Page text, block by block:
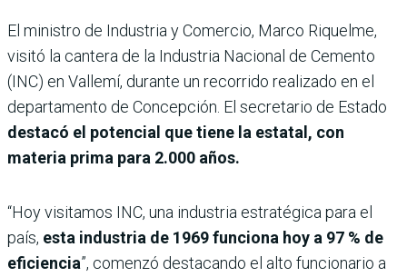
El ministro de Industria y Comercio, Marco Riquelme,
visitó la cantera de la Industria Nacional de Cemento
(INC) en Vallemí, durante un recorrido realizado en el
departamento de Concepción. El secretario de Estado
destacó el potencial que tiene la estatal, con
materia prima para 2.000 años.
“Hoy visitamos INC, una industria estratégica para el
país, esta industria de 1969 funciona hoy a 97 % de
eficiencia”, comenzó destacando el alto funcionario a